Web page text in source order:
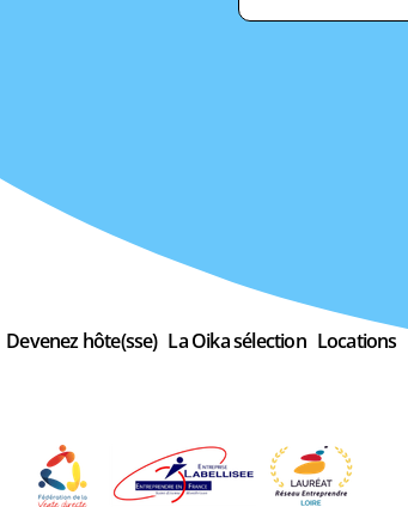
Devenez hôte(sse) La Oika sélection Locations